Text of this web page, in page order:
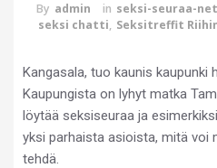
By admin in seksi-seuraa-
seksi chatti, Seksitreffit
Kangasala, tuo kaunis kaupunki
Kaupungista on lyhyt matka
löytää seksiseuraa ja
yksi parhaista asioista, mitä voi
tehdä.